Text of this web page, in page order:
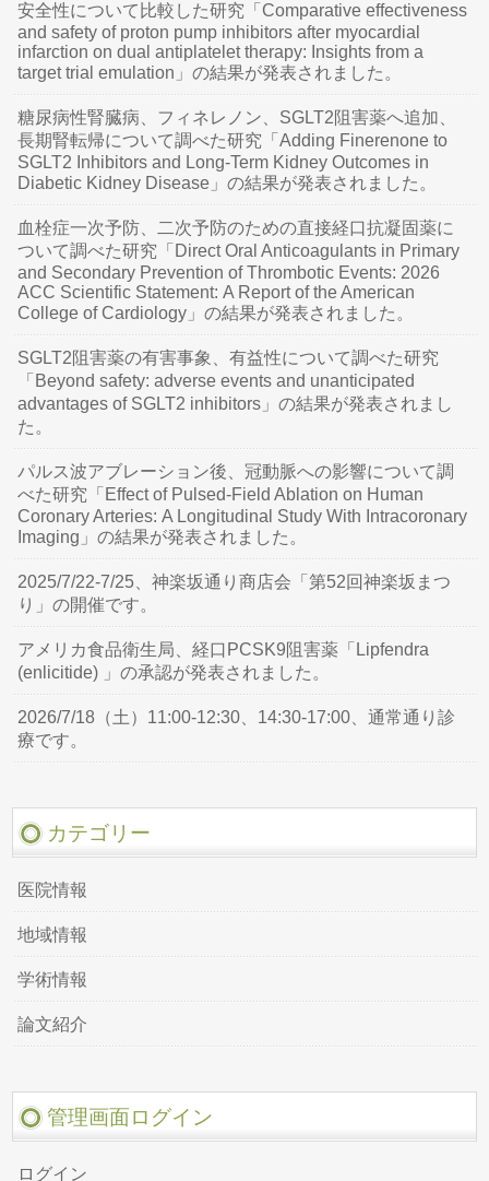
安全性について比較した研究「Comparative effectiveness
and safety of proton pump inhibitors after myocardial
infarction on dual antiplatelet therapy: Insights from a
target trial emulation」の結果が発表されました。
糖尿病性腎臓病、フィネレノン、SGLT2阻害薬へ追加、
長期腎転帰について調べた研究「Adding Finerenone to
SGLT2 Inhibitors and Long-Term Kidney Outcomes in
Diabetic Kidney Disease」の結果が発表されました。
血栓症一次予防、二次予防のための直接経口抗凝固薬に
ついて調べた研究「Direct Oral Anticoagulants in Primary
and Secondary Prevention of Thrombotic Events: 2026
ACC Scientific Statement: A Report of the American
College of Cardiology」の結果が発表されました。
SGLT2阻害薬の有害事象、有益性について調べた研究
「Beyond safety: adverse events and unanticipated
advantages of SGLT2 inhibitors」の結果が発表されまし
た。
パルス波アブレーション後、冠動脈への影響について調
べた研究「Effect of Pulsed-Field Ablation on Human
Coronary Arteries: A Longitudinal Study With Intracoronary
Imaging」の結果が発表されました。
2025/7/22-7/25、神楽坂通り商店会「第52回神楽坂まつ
り」の開催です。
アメリカ食品衛生局、経口PCSK9阻害薬「Lipfendra
(enlicitide) 」の承認が発表されました。
2026/7/18（土）11:00-12:30、14:30-17:00、通常通り診
療です。
カテゴリー
医院情報
地域情報
学術情報
論文紹介
管理画面ログイン
ログイン